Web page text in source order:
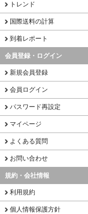
トレンド
国際送料の計算
到着レポート
会員登録・ログイン
新規会員登録
会員ログイン
パスワード再設定
マイページ
よくある質問
お問い合わせ
規約・会社情報
利用規約
個人情報保護方針